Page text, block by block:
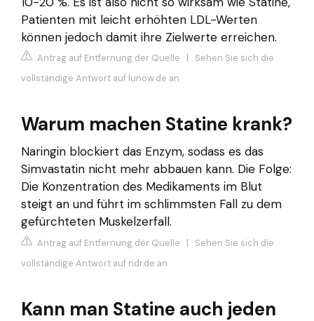
Patienten mit leicht erhöhten LDL-Werten
können jedoch damit ihre Zielwerte erreichen.
Antrag auf Entfernung der Quelle | Sehen Sie sich die
vollständige Antwort auf lunow.de an
Warum machen Statine krank?
Naringin blockiert das Enzym, sodass es das
Simvastatin nicht mehr abbauen kann. Die Folge:
Die Konzentration des Medikaments im Blut
steigt an und führt im schlimmsten Fall zu dem
gefürchteten Muskelzerfall.
Antrag auf Entfernung der Quelle | Sehen Sie sich die
vollständige Antwort auf ndr.de an
Kann man Statine auch jeden